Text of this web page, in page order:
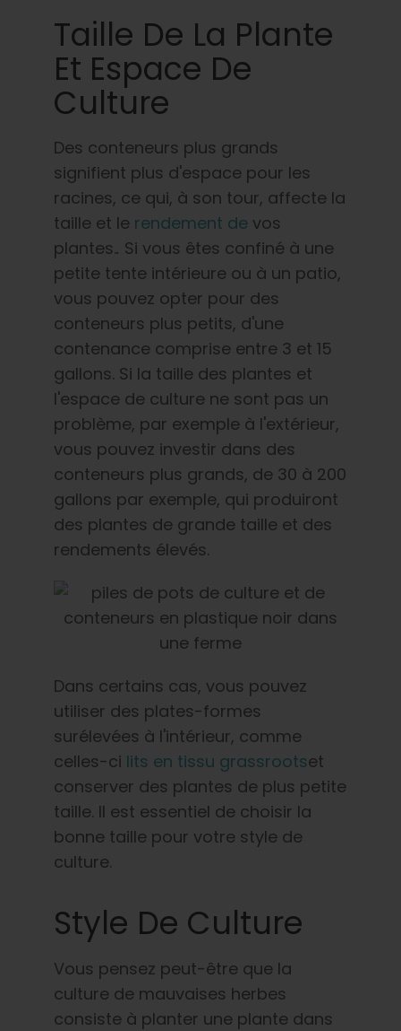
Taille De La Plante
Et Espace De
Culture
Des conteneurs plus grands
signifient plus d'espace pour les
racines, ce qui, à son tour, affecte la
taille et le rendement de vos
plantes.. Si vous êtes confiné à une
petite tente intérieure ou à un patio,
vous pouvez opter pour des
conteneurs plus petits, d'une
contenance comprise entre 3 et 15
gallons. Si la taille des plantes et
l'espace de culture ne sont pas un
problème, par exemple à l'extérieur,
vous pouvez investir dans des
conteneurs plus grands, de 30 à 200
gallons par exemple, qui produiront
des plantes de grande taille et des
rendements élevés.
Dans certains cas, vous pouvez
utiliser des plates-formes
surélevées à l'intérieur, comme
celles-ci lits en tissu grassrootset
conserver des plantes de plus petite
taille. Il est essentiel de choisir la
bonne taille pour votre style de
culture.
Style De Culture
Vous pensez peut-être que la
culture de mauvaises herbes
consiste à planter une plante dans